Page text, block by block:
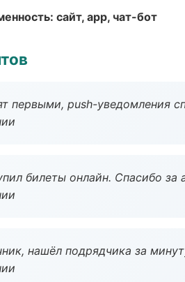
сайт, app, чат-бот
первыми, push-уведомления
билеты онлайн. Спасибо за
нашёл подрядчика за